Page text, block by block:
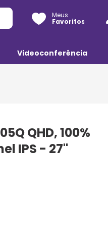
Meus
Favoritos
Videoconferência
QHD, 100%
IPS - 27"